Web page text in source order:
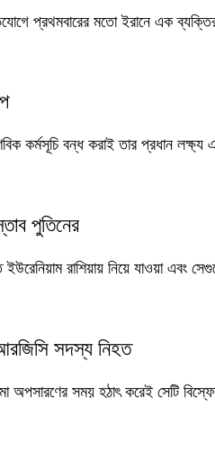
প্রথমবারের মতো ইরানে এক
কর্মসূচি বন্ধ করাই তার প্রধান
পুতিনের
ইউরেনিয়াম রাশিয়ায় নিয়ে যাওয়া
সদস্য নিহত
অপসারণের সময় হঠাৎ করেই সেটি